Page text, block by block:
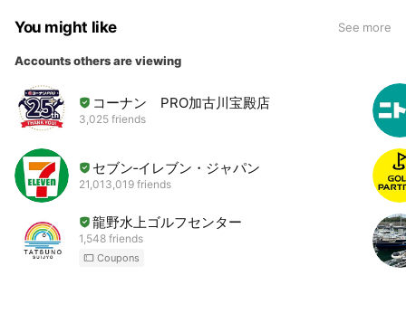
You might like See more
Accounts others are viewing
コーナン PRO加古川宝殿店
3,025 friends
セブン‐イレブン・ジャパン
21,013,019 friends
龍野水上ゴルフセンター
1,548 friends
Coupons